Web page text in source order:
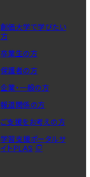
創価大学で学びたい
方
卒業生の方
保護者の方
企業・一般の方
報道関係の方
ご支援をお考えの方
学習支援ポータルサ
イトPLAS